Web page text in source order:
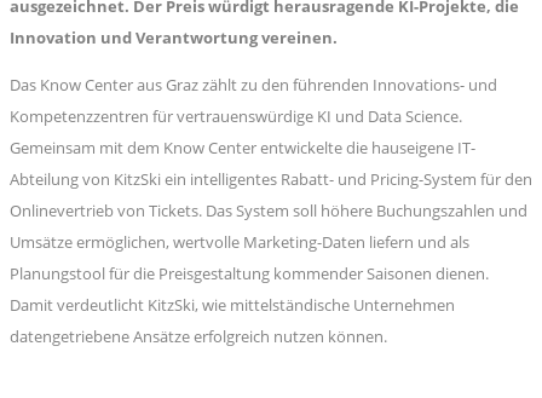
ausgezeichnet. Der Preis würdigt herausragende KI-Projekte, die
Innovation und Verantwortung vereinen.
Das Know Center aus Graz zählt zu den führenden Innovations- und
Kompetenzzentren für vertrauenswürdige KI und Data Science.
Gemeinsam mit dem Know Center entwickelte die hauseigene IT-
Abteilung von KitzSki ein intelligentes Rabatt- und Pricing-System für den
Onlinevertrieb von Tickets. Das System soll höhere Buchungszahlen und
Umsätze ermöglichen, wertvolle Marketing-Daten liefern und als
Planungstool für die Preisgestaltung kommender Saisonen dienen.
Damit verdeutlicht KitzSki, wie mittelständische Unternehmen
datengetriebene Ansätze erfolgreich nutzen können.